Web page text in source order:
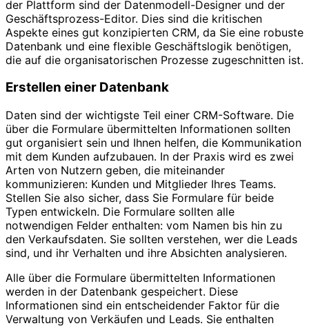
der Plattform sind der Datenmodell-Designer und der
Geschäftsprozess-Editor. Dies sind die kritischen
Aspekte eines gut konzipierten CRM, da Sie eine robuste
Datenbank und eine flexible Geschäftslogik benötigen,
die auf die organisatorischen Prozesse zugeschnitten ist.
Erstellen einer Datenbank
Daten sind der wichtigste Teil einer CRM-Software. Die
über die Formulare übermittelten Informationen sollten
gut organisiert sein und Ihnen helfen, die Kommunikation
mit dem Kunden aufzubauen. In der Praxis wird es zwei
Arten von Nutzern geben, die miteinander
kommunizieren: Kunden und Mitglieder Ihres Teams.
Stellen Sie also sicher, dass Sie Formulare für beide
Typen entwickeln. Die Formulare sollten alle
notwendigen Felder enthalten: vom Namen bis hin zu
den Verkaufsdaten. Sie sollten verstehen, wer die Leads
sind, und ihr Verhalten und ihre Absichten analysieren.
Alle über die Formulare übermittelten Informationen
werden in der Datenbank gespeichert. Diese
Informationen sind ein entscheidender Faktor für die
Verwaltung von Verkäufen und Leads. Sie enthalten